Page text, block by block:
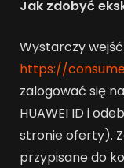
Jak zdobyć
Wystarczy
https://
zalogować się
HUAWEI ID i
stronie oferty).
przypisane do